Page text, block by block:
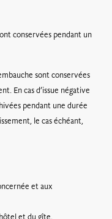
conservées pendant un
sont conservées
En cas d’issue négative
pendant une durée
le cas échéant,
et aux